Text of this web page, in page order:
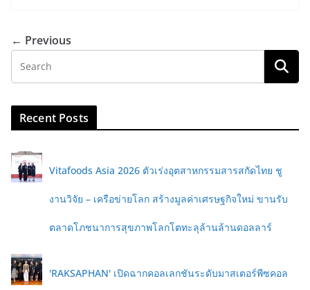
← Previous
Recent Posts
Vitafoods Asia 2026 ตัวเร่งอุตสาหกรรมสารสกัดไทย ชู
งานวิจัย – เครือข่ายโลก สร้างมูลค่าเศรษฐกิจใหม่ ขานรับ
ตลาดโภชนาการสุขภาพโลกโตทะลุล้านล้านดอลลาร์
'RAKSAPHAN' เปิดฉากคอลเลกชันระดับมาสเตอร์พีซคอล